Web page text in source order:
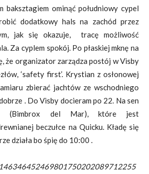
baksztagiem ominąć południowy cypel
dodatkowy hals na zachód przez
jak się okazuje, tracę możliwość
Za cyplem spokój. Po płaskiej mknę na
że organizator zarządza postój w Visby
‘safety first’. Krystian z osłonowej
zbierać jachtów ze wschodniego
. Do Visby docieram po 22. Na sen
(Bimbrox del Mar), które jest
beczułce na Quicku. Kładę się
działa bo śpię do 10:00 .